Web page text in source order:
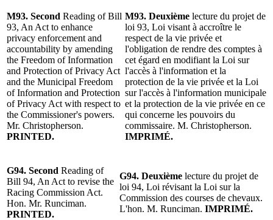
M93. Second Reading of Bill
93, An Act to enhance
privacy enforcement and
accountability by amending
the Freedom of Information
and Protection of Privacy Act
and the Municipal Freedom
of Information and Protection
of Privacy Act with respect to
the Commissioner's powers.
Mr. Christopherson.
PRINTED.
M93. Deuxième lecture du projet de
loi 93, Loi visant à accroître le
respect de la vie privée et
l'obligation de rendre des comptes à
cet égard en modifiant la Loi sur
l'accès à l'information et la
protection de la vie privée et la Loi
sur l'accès à l'information municipale
et la protection de la vie privée en ce
qui concerne les pouvoirs du
commissaire. M. Christopherson.
IMPRIMÉ.
G94. Second Reading of
Bill 94, An Act to revise the
Racing Commission Act.
Hon. Mr. Runciman.
PRINTED.
G94. Deuxième lecture du projet de
loi 94, Loi révisant la Loi sur la
Commission des courses de chevaux.
L'hon. M. Runciman. IMPRIMÉ.